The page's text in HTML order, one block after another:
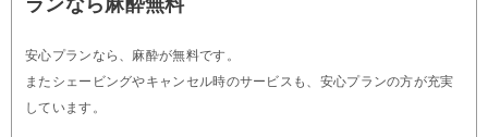
安心プランなら、麻酔が無料です。
またシェービングやキャンセル時のサービスも、安心プランの方が充実
しています。